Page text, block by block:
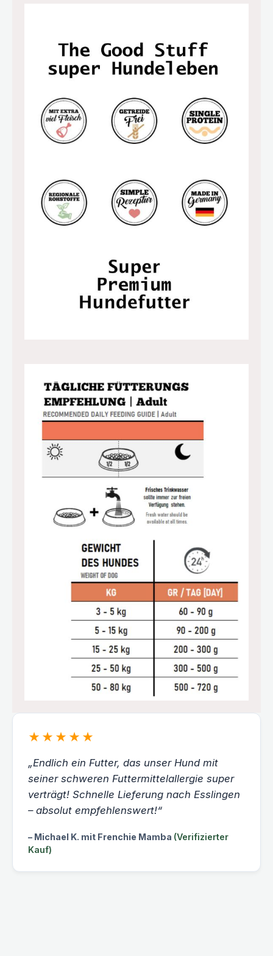
★★★★★
„Endlich ein Futter, das unser Hund mit
seiner schweren Futtermittelallergie super
verträgt! Schnelle Lieferung nach Esslingen
– absolut empfehlenswert!“
– Michael K. mit Frenchie Mamba (Verifizierter
Kauf)